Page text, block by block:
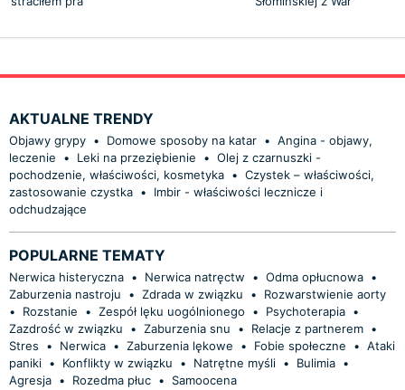
AKTUALNE TRENDY
Objawy grypy • Domowe sposoby na katar • Angina - objawy,
leczenie
• Leki na przeziębienie • Olej z czarnuszki -
pochodzenie, właściwości, kosmetyka • Czystek – właściwości,
zastosowanie czystka •
Imbir - właściwości lecznicze i
odchudzające
POPULARNE TEMATY
Nerwica histeryczna • Nerwica natręctw • Odma opłucnowa •
Zaburzenia nastroju
• Zdrada w związku •
Rozwarstwienie aorty
•
Rozstanie • Zespół lęku uogólnionego • Psychoterapia •
Zazdrość w związku
• Zaburzenia snu • Relacje z partnerem •
Stres
• Nerwica • Zaburzenia lękowe • Fobie społeczne • Ataki
paniki • Konflikty w związku • Natrętne myśli • Bulimia •
Agresja • Rozedma płuc • Samoocena